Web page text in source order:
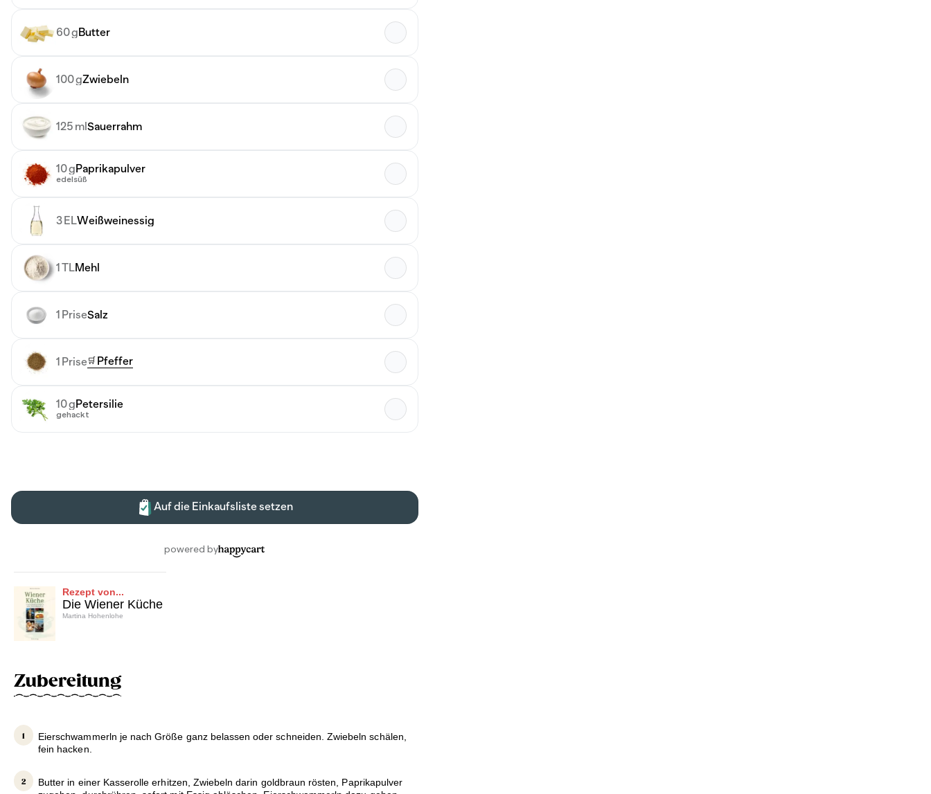
Rezept von...
Die Wiener Küche
Martina Hohenlohe
Zubereitung
Eierschwammerln je nach Größe ganz belassen oder schneiden. Zwiebeln schälen,
fein hacken.
Butter in einer Kasserolle erhitzen, Zwiebeln darin goldbraun rösten, Paprikapulver